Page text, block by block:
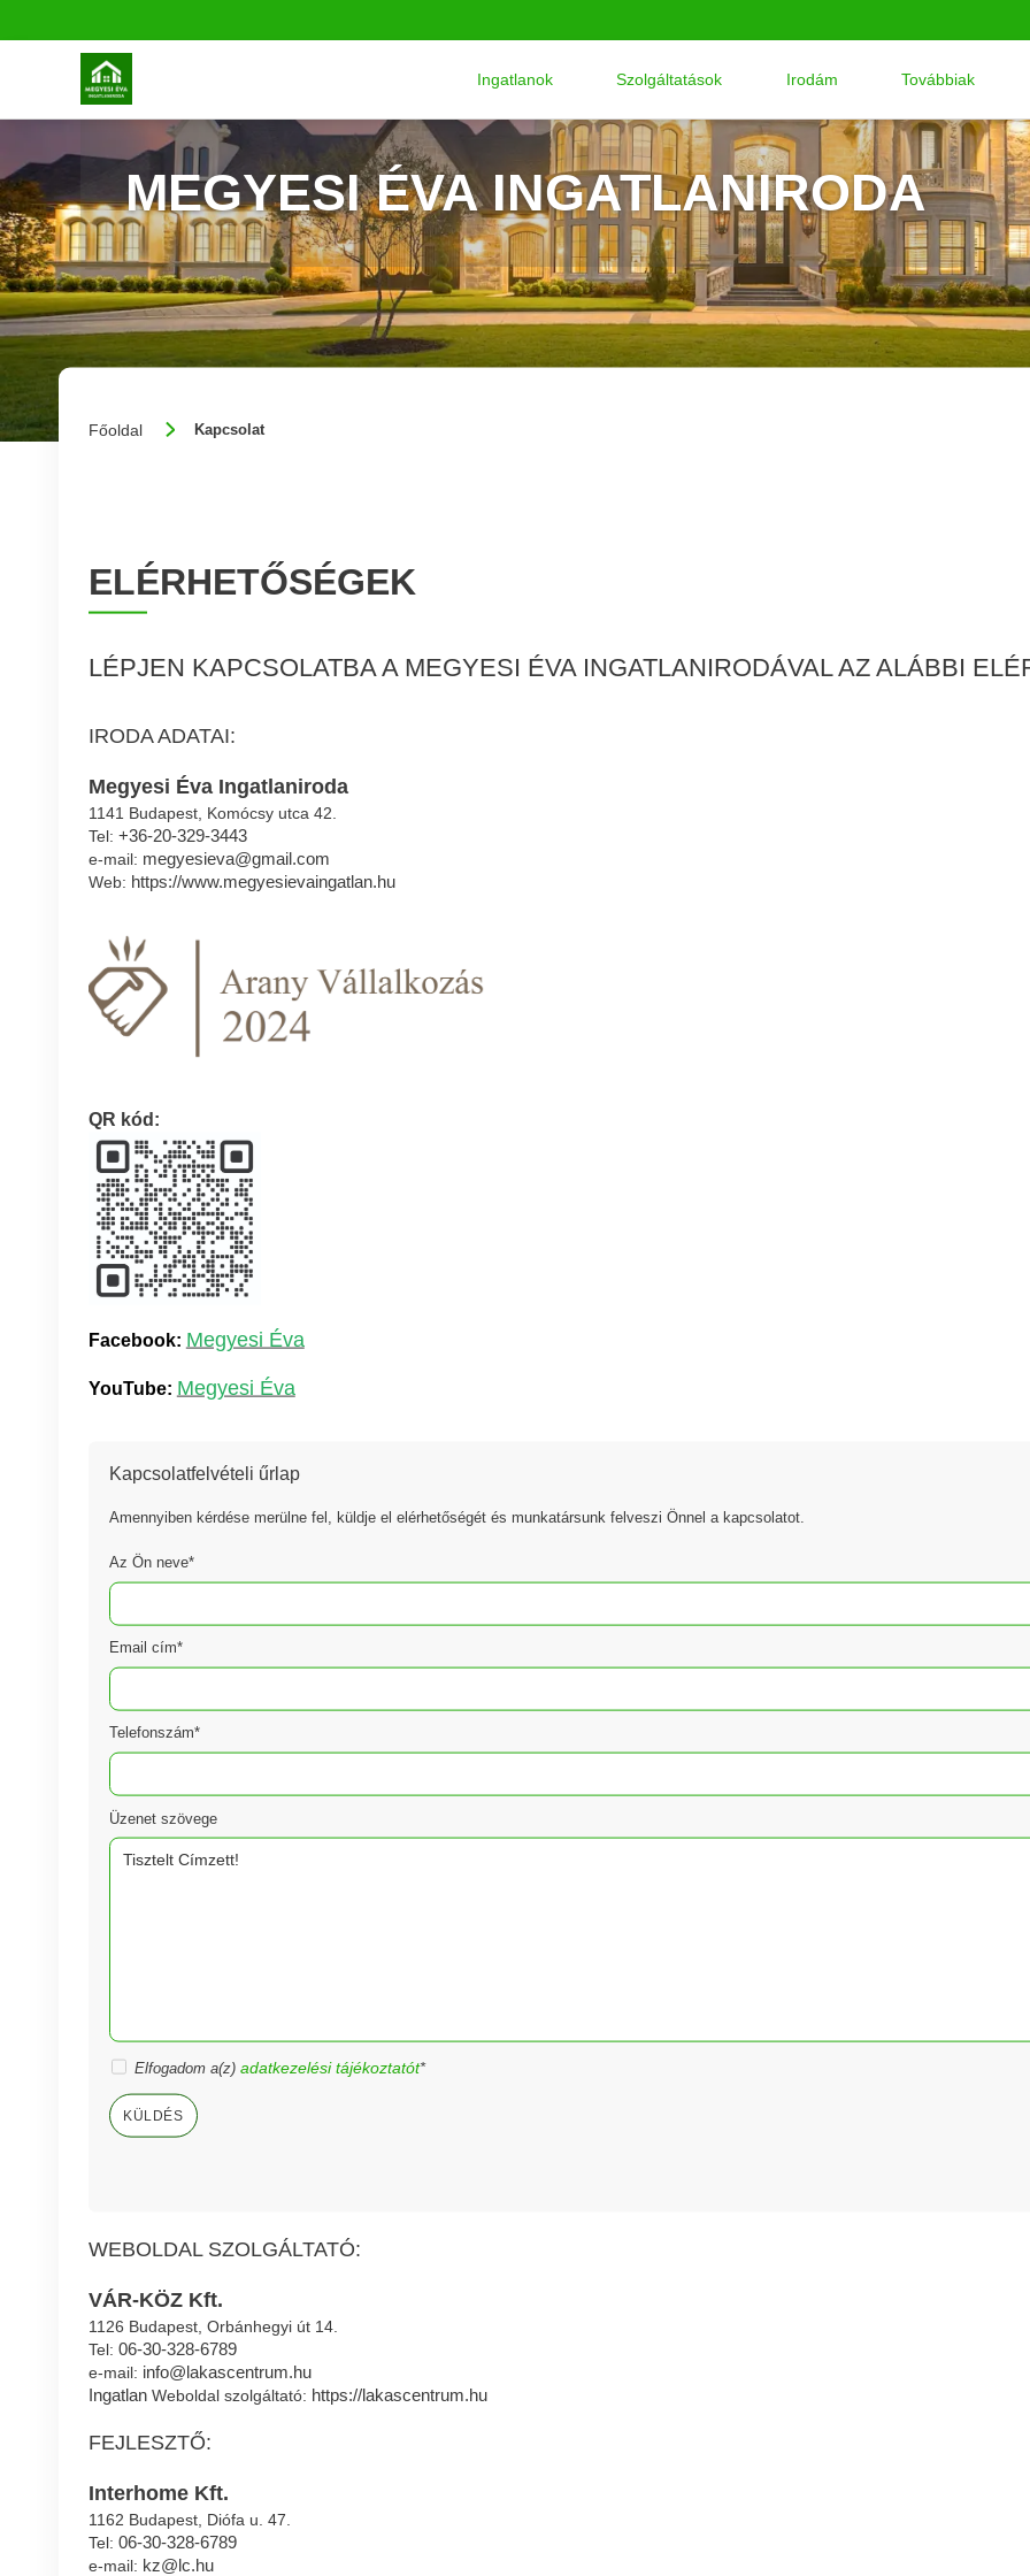
Ingatlanok Szolgáltatások Irodám Továbbiak
MEGYESI ÉVA INGATLANIRODA
Főoldal Kapcsolat
ELÉRHETŐSÉGEK
LÉPJEN KAPCSOLATBA A MEGYESI ÉVA INGATLANIRODÁVAL AZ ALÁBBI
IRODA ADATAI:
Megyesi Éva Ingatlaniroda
1141 Budapest, Komócsy utca 42.
Tel: +36-20-329-3443
e-mail: megyesieva@gmail.com
Web: https://www.megyesievaingatlan.hu
QR kód:
Facebook: Megyesi Éva
YouTube: Megyesi Éva
Kapcsolatfelvételi űrlap
Amennyiben kérdése merülne fel, küldje el elérhetőségét és munkatársunk felveszi Önnel a kapcsolatot.
Az Ön neve*
Email cím*
Telefonszám*
Üzenet szövege
Elfogadom a(z)adatkezelési tájékoztatót*
KÜLDÉS
WEBOLDAL SZOLGÁLTATÓ:
VÁR-KÖZ Kft.
1126 Budapest, Orbánhegyi út 14.
Tel: 06-30-328-6789
e-mail: info@lakascentrum.hu
IngatlanWeboldal szolgáltató: https://lakascentrum.hu
FEJLESZTŐ:
Interhome Kft.
1162 Budapest, Diófa u. 47.
Tel: 06-30-328-6789
e-mail: kz@lc.hu